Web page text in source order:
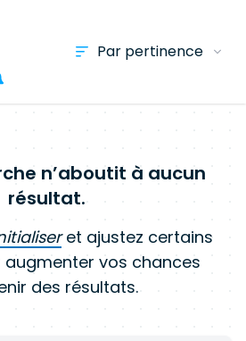
n’aboutit à aucun
résultat.
et ajustez certains
vos chances
des résultats.